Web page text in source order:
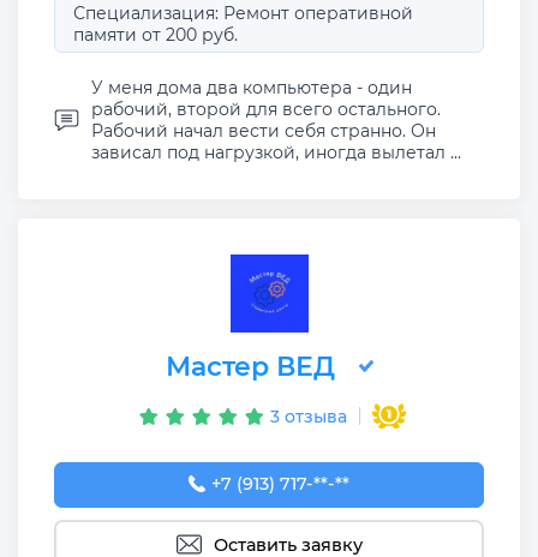
Специализация: Ремонт оперативной
памяти от 200 руб.
У меня дома два компьютера - один
рабочий, второй для всего остального.
Рабочий начал вести себя странно. Он
зависал под нагрузкой, иногда вылетал ...
Мастер ВЕД
3 отзыва
+7 (913) 717-02-96
+7 (913) 717-**-**
Оставить заявку